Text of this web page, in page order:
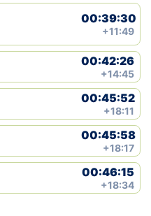
00:39:30
+11:49
00:42:26
+14:45
00:45:52
+18:11
00:45:58
+18:17
00:46:15
+18:34